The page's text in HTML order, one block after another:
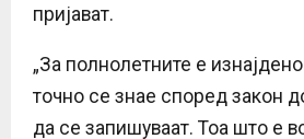
пријават.
„За полнолетните е
точно се знае според закон
да се запишуваат. Тоа што е